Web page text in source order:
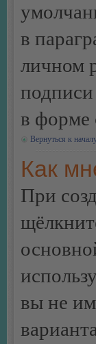
в
личном
в форме
Вернуться к
Как
При
вы не